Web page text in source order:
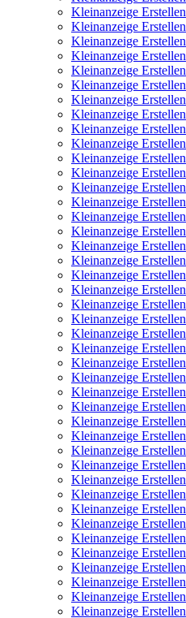
Kleinanzeige Erstellen
Kleinanzeige Erstellen
Kleinanzeige Erstellen
Kleinanzeige Erstellen
Kleinanzeige Erstellen
Kleinanzeige Erstellen
Kleinanzeige Erstellen
Kleinanzeige Erstellen
Kleinanzeige Erstellen
Kleinanzeige Erstellen
Kleinanzeige Erstellen
Kleinanzeige Erstellen
Kleinanzeige Erstellen
Kleinanzeige Erstellen
Kleinanzeige Erstellen
Kleinanzeige Erstellen
Kleinanzeige Erstellen
Kleinanzeige Erstellen
Kleinanzeige Erstellen
Kleinanzeige Erstellen
Kleinanzeige Erstellen
Kleinanzeige Erstellen
Kleinanzeige Erstellen
Kleinanzeige Erstellen
Kleinanzeige Erstellen
Kleinanzeige Erstellen
Kleinanzeige Erstellen
Kleinanzeige Erstellen
Kleinanzeige Erstellen
Kleinanzeige Erstellen
Kleinanzeige Erstellen
Kleinanzeige Erstellen
Kleinanzeige Erstellen
Kleinanzeige Erstellen
Kleinanzeige Erstellen
Kleinanzeige Erstellen
Kleinanzeige Erstellen
Kleinanzeige Erstellen
Kleinanzeige Erstellen
Kleinanzeige Erstellen
Kleinanzeige Erstellen
Kleinanzeige Erstellen